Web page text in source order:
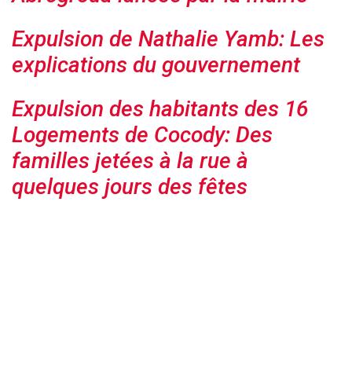
Expulsion de Nathalie Yamb: Les
explications du gouvernement
Expulsion des habitants des 16
Logements de Cocody: Des
familles jetées à la rue à
quelques jours des fêtes